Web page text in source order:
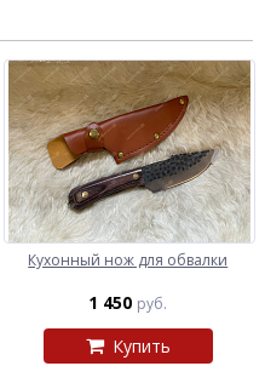
Кухонный нож для обвалки
1 450 руб.
Купить